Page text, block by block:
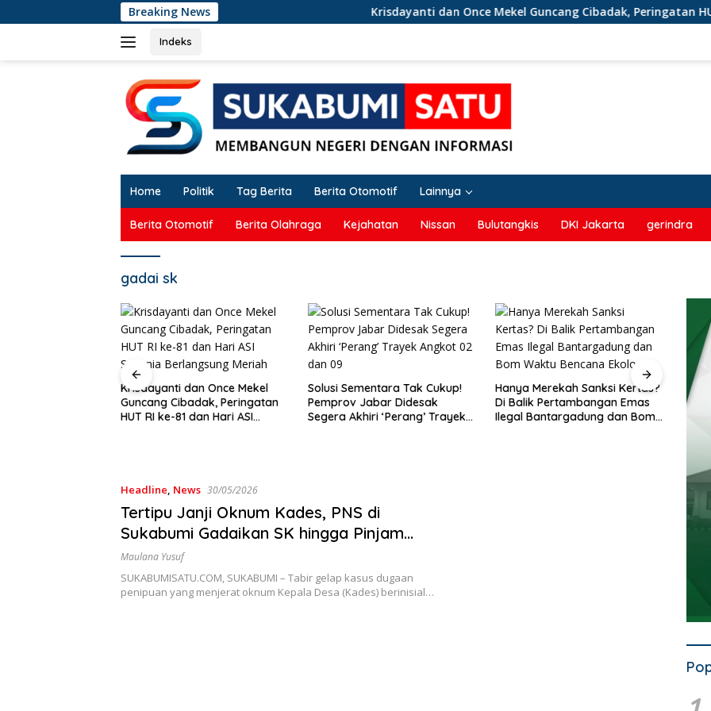
ke
Breaking News Krisdayanti dan Once Mekel Guncang Cibadak, Peringatan HUT
Indeks
Home Politik Tag Berita Berita Otomotif Lainnya
Berita Otomotif Berita Olahraga Kejahatan Nissan Bulutangkis DKI Jakarta gerindra
gadai sk
Krisdayanti dan Once Mekel
Guncang Cibadak, Peringatan
HUT RI ke-81 dan Hari ASI
Solusi Sementara Tak Cukup!
Pemprov Jabar Didesak
Segera Akhiri ‘Perang’ Trayek
Hanya Merekah Sanksi Kertas?
Di Balik Pertambangan Emas
Ilegal Bantargadung dan Bom
Headline, News 30/05/2026
Tertipu Janji Oknum Kades, PNS di
Sukabumi Gadaikan SK hingga Pinjam
Sapi Warga
Maulana Yusuf
SUKABUMISATU.COM, SUKABUMI – Tabir gelap kasus dugaan
penipuan yang menjerat oknum Kepala Desa (Kades) berinisial…